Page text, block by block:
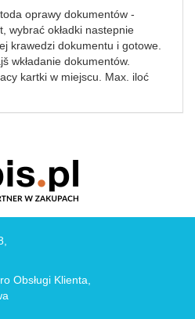
oprawy dokumentów -
wybrać okładki nastepnie
krawedzi dokumentu i gotowe.
wkładanie dokumentów.
kartki w miejscu. Max. iloć
Obsługi Klienta,